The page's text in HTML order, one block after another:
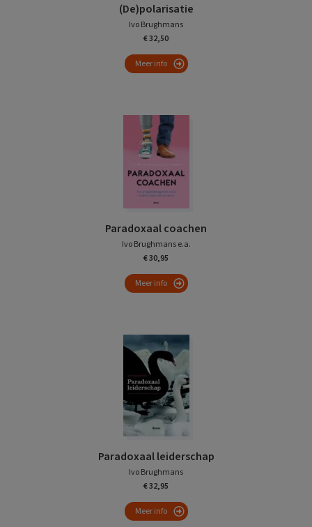
(De)polarisatie
Ivo Brughmans
€ 32,50
Meer info
Paradoxaal coachen
Ivo Brughmans e.a.
€ 30,95
Meer info
Paradoxaal leiderschap
Ivo Brughmans
€ 32,95
Meer info